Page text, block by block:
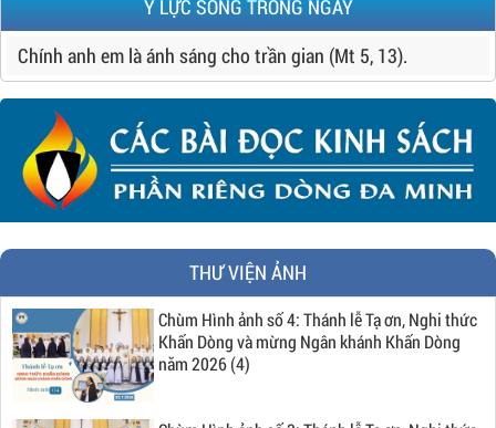
Ý LỰC SỐNG TRONG NGÀY
Chính anh em là ánh sáng cho trần gian (Mt 5, 13).
THƯ VIỆN ẢNH
Chùm Hình ảnh số 4: Thánh lễ Tạ ơn, Nghi thức
Khấn Dòng và mừng Ngân khánh Khấn Dòng
năm 2026 (4)